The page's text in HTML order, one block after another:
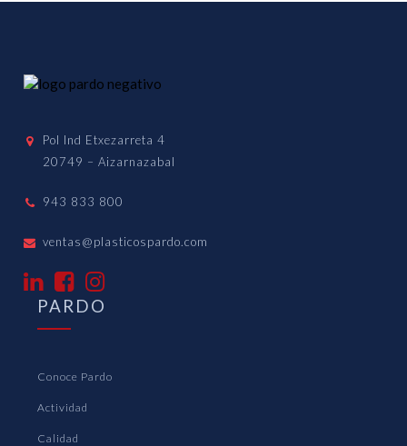
Pol Ind Etxezarreta 4
20749 – Aizarnazabal
943 833 800
ventas@plasticospardo.com
PARDO
Conoce Pardo
Actividad
Calidad